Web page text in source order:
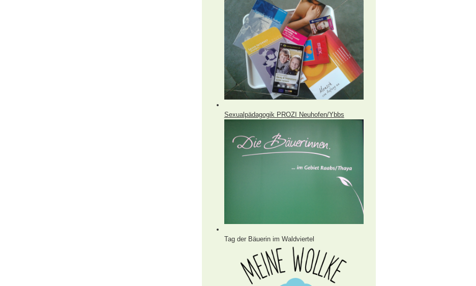
Sexualpädagogik PROZI Neuhofen/Ybbs
Tag der Bäuerin im Waldviertel